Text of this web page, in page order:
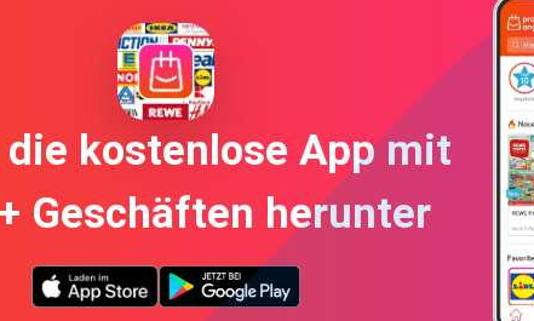
die kostenlose App mit
Geschäften herunter